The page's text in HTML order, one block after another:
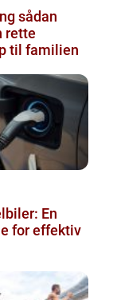
rette
til familien
En
for effektiv